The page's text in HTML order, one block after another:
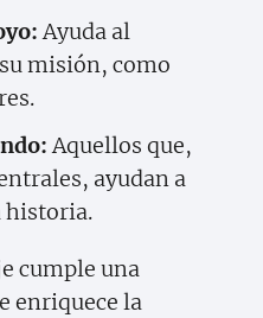
Ayuda al
misión, como
Aquellos que,
ayudan a
historia.
cumple una
enriquece la